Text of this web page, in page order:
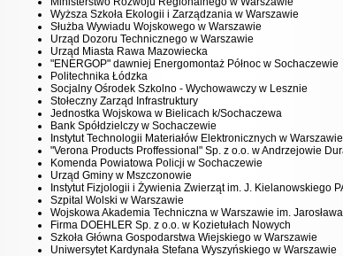
Wyższa Szkoła Ekologii i Zarządzania w Warszawie
Służba Wywiadu Wojskowego w Warszawie
Urząd Dozoru Technicznego w Warszawie
Urząd Miasta Rawa Mazowiecka
"ENERGOP" dawniej Energomontaż Północ w Sochaczewie
Politechnika Łódzka
Socjalny Ośrodek Szkolno - Wychowawczy w Lesznie
Stołeczny Zarząd Infrastruktury
Jednostka Wojskowa w Bielicach k/Sochaczewa
Bank Spółdzielczy w Sochaczewie
Instytut Technologii Materiałów Elektronicznych w Warszawie
"Verona Products Proffessional" Sp. z o.o. w Andrzejowie
Komenda Powiatowa Policji w Sochaczewie
Urząd Gminy w Mszczonowie
Instytut Fizjologii i Żywienia Zwierząt im. J. Kielanowskiego
Szpital Wolski w Warszawie
Wojskowa Akademia Techniczna w Warszawie im.
Firma DOEHLER Sp. z o.o. w Kozietułach Nowych
Szkoła Główna Gospodarstwa Wiejskiego w Warszawie
Uniwersytet Kardynała Stefana Wyszyńskiego w Warszawie